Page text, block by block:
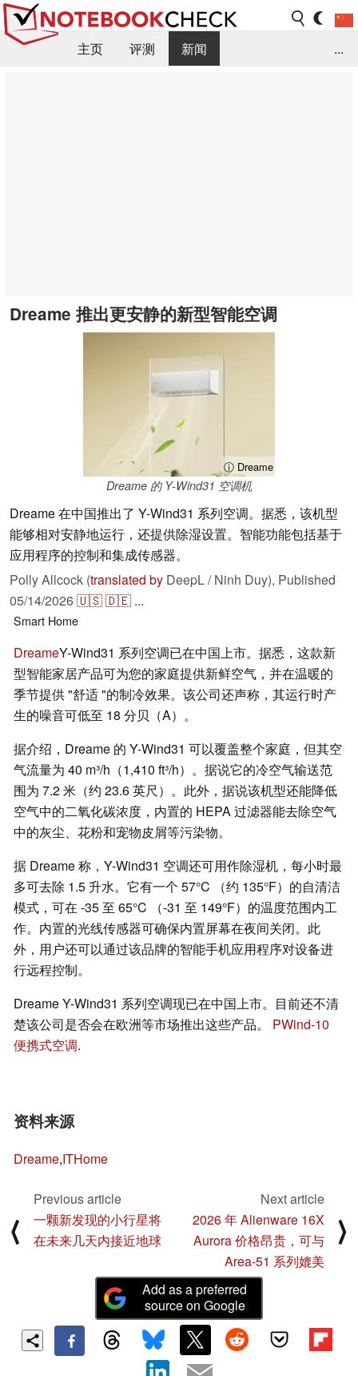
主页 评测
新闻
...
Dreame 推出更安静的新型智能空调
ⓘ Dreame
Dreame 的 Y-Wind31 空调机
Dreame 在中国推出了 Y-Wind31 系列空调。据悉，该机型
能够相对安静地运行，还提供除湿设置。智能功能包括基于
应用程序的控制和集成传感器。
Polly Allcock (translated by DeepL / Ninh Duy), Published
05/14/2026🇺🇸🇩🇪 ...
Smart Home
DreameY-Wind31 系列空调已在中国上市。据悉，这款新
型智能家居产品可为您的家庭提供新鲜空气，并在温暖的
季节提供 "舒适 "的制冷效果。该公司还声称，其运行时产
生的噪音可低至 18 分贝（A）。
据介绍，Dreame 的 Y-Wind31 可以覆盖整个家庭，但其空
气流量为 40 m³/h（1,410 ft³/h）。据说它的冷空气输送范
围为 7.2 米（约 23.6 英尺）。此外，据说该机型还能降低
空气中的二氧化碳浓度，内置的 HEPA 过滤器能去除空气
中的灰尘、花粉和宠物皮屑等污染物。
据 Dreame 称，Y-Wind31 空调还可用作除湿机，每小时最
多可去除 1.5 升水。它有一个 57°C （约 135°F）的自清洁
模式，可在 -35 至 65°C （-31 至 149°F）的温度范围内工
作。内置的光线传感器可确保内置屏幕在夜间关闭。此
外，用户还可以通过该品牌的智能手机应用程序对设备进
行远程控制。
Dreame Y-Wind31 系列空调现已在中国上市。目前还不清
楚该公司是否会在欧洲等市场推出这些产品。 PWind-10
便携式空调.
资料来源
Dreame,ITHome
⟨
Previous article
一颗新发现的小行星将
在未来几天内接近地球
Next article
2026 年 Alienware 16X
Aurora 价格昂贵，可与
Area-51 系列媲美
⟩
Add as a preferred
source on Google